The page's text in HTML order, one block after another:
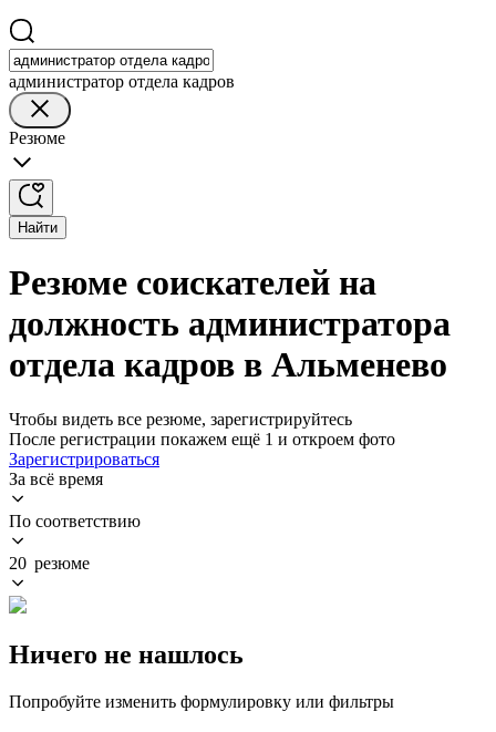
администратор отдела кадров
Резюме
Найти
Резюме соискателей на
должность администратора
отдела кадров в Альменево
Чтобы видеть все резюме, зарегистрируйтесь
После регистрации покажем ещё 1 и откроем фото
Зарегистрироваться
За всё время
По соответствию
20 резюме
Ничего не нашлось
Попробуйте изменить формулировку или фильтры